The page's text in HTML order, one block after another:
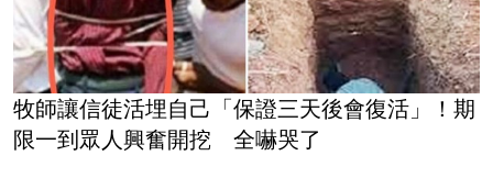
牧師讓信徒活埋自己「保證三天後會復活」！期
限一到眾人興奮開挖 全嚇哭了